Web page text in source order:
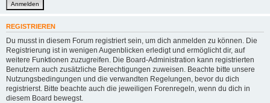
REGISTRIEREN
Du musst in diesem Forum registriert sein, um dich anmelden zu können. Die
Registrierung ist in wenigen Augenblicken erledigt und ermöglicht dir, auf
weitere Funktionen zuzugreifen. Die Board-Administration kann registrierten
Benutzern auch zusätzliche Berechtigungen zuweisen. Beachte bitte unsere
Nutzungsbedingungen und die verwandten Regelungen, bevor du dich
registrierst. Bitte beachte auch die jeweiligen Forenregeln, wenn du dich in
diesem Board bewegst.